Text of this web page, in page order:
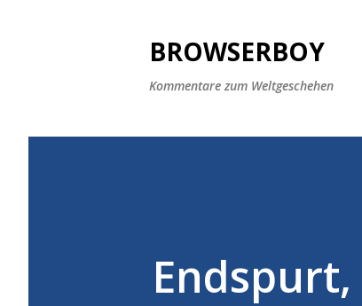
BROWSERBOY
Kommentare zum Weltgeschehen